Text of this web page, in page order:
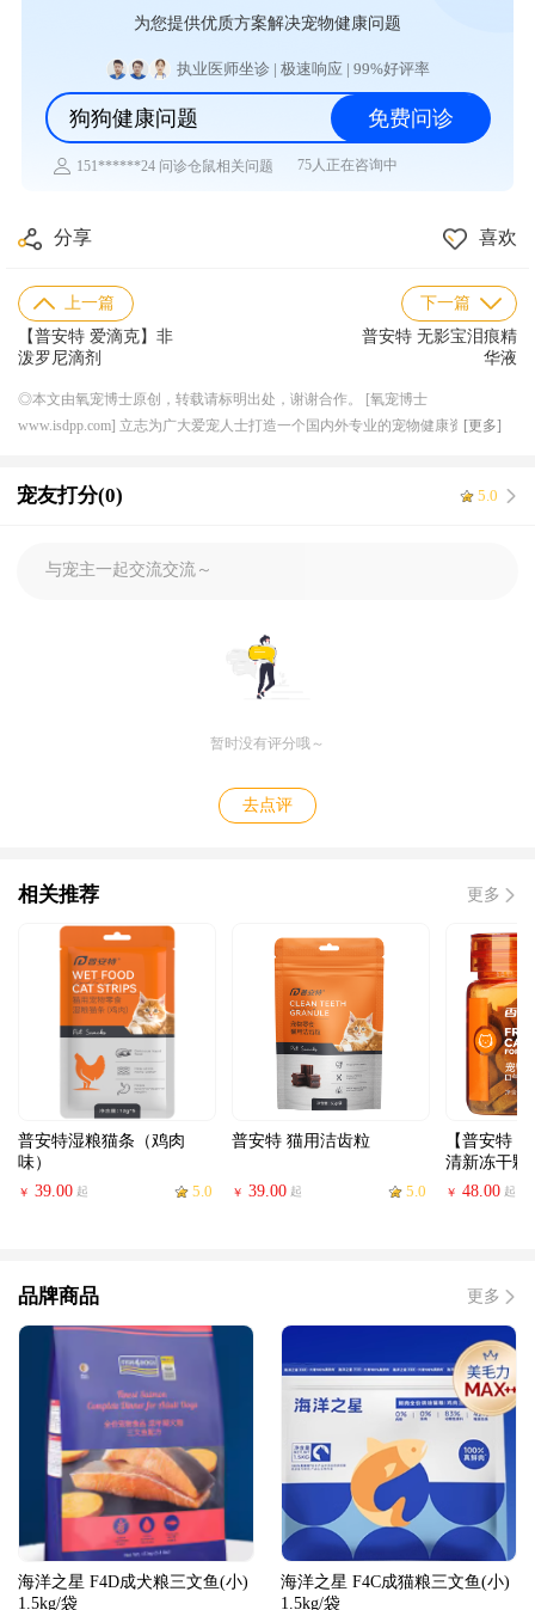
为您提供优质方案解决宠物健康问题
执业医师坐诊 | 极速响应 | 99%好评率
狗狗健康问题 免费问诊
151******24 问诊仓鼠相关问题
151******15 问诊猫咪相关问题
153******16 问诊狗狗相关问题
133******61 问诊兔子相关问题
135******45 问诊乌龟相关问题
75人正在咨询中
分享 喜欢
上一篇
【普安特 爱滴克】非
泼罗尼滴剂
下一篇
普安特 无影宝泪痕精
华液
◎本文由氧宠博士原创，转载请标明出处，谢谢合作。 [氧宠博士
www.isdpp.com] 立志为广大爱宠人士打造一个国内外专业的宠物健康资讯平
优势，提供一体化服务，解决宠物健康需求。
[更多]
宠友打分(0) 5.0
与宠主一起交流交流～
暂时没有评分哦～
去点评
相关推荐 更多
普安特湿粮猫条（鸡肉
味）
￥ 39.00 起 5.0
普安特 猫用洁齿粒
￥ 39.00 起 5.0
【普安特
清新冻干颗
￥ 48.00 起
品牌商品 更多
海洋之星 F4D成犬粮三文鱼(小)
1.5kg/袋
海洋之星 F4C成猫粮三文鱼(小)
1.5kg/袋